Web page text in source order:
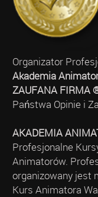
Organizator
Akademia
ZAUFANA FIRMA
Państwa Opinie i
AKADEMIA
Profesjonalne
Animatorów.
organizowany jest
Kurs Animatora